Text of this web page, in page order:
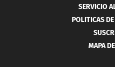
SERVICIO
POLITICAS
MAPA